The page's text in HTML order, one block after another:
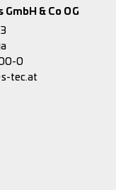
& Co OG
0
tec.at